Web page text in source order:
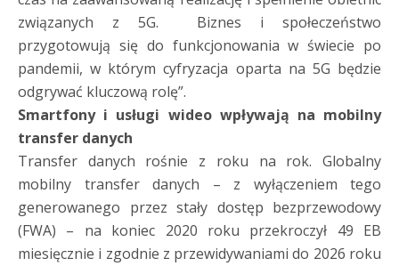
związanych z 5G. Biznes i społeczeństwo
przygotowują się do funkcjonowania w świecie po
pandemii, w którym cyfryzacja oparta na 5G będzie
odgrywać kluczową rolę”.
Smartfony i usługi wideo wpływają na mobilny
transfer danych
Transfer danych rośnie z roku na rok. Globalny
mobilny transfer danych – z wyłączeniem tego
generowanego przez stały dostęp bezprzewodowy
(FWA) – na koniec 2020 roku przekroczył 49 EB
miesięcznie i zgodnie z przewidywaniami do 2026 roku